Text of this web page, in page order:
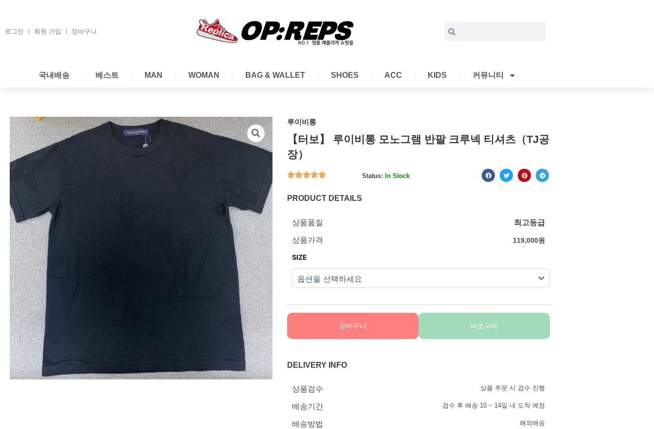
츠로그인 회원 가입 장바구니
국내배송 베스트 MAN WOMAN BAG & WALLET SHOES ACC KIDS 커뮤니티
루이비통
【터보】 루이비통 모노그램 반팔 크루넥 티셔츠（TJ공
장）
Status: In Stock
PRODUCT DETAILS
상품품질 최고등급
상품가격 119,000원
SIZE
장바구니 바로구매
DELIVERY INFO
상품검수 상품 주문 시 검수 진행
배송기간 검수 후 배송 10 ~ 14일 내 도착 예정
배송방법 해외배송